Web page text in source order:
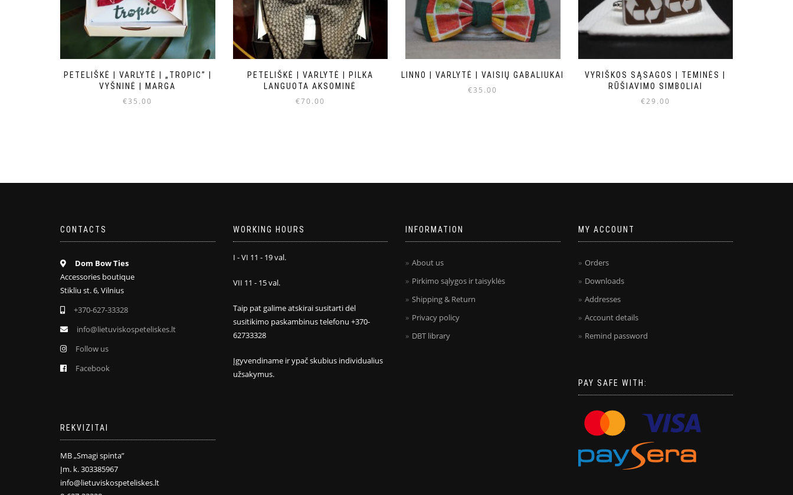
PETELIŠKĖ | VARLYTĖ | „TROPIC” |
VYŠNINĖ | MARGA
€35.00
PETELIŠKĖ | VARLYTĖ | PILKA
LANGUOTA AKSOMINĖ
€70.00
LINNO | VARLYTĖ | VAISIŲ GABALIUKAI
€35.00
VYRIŠKOS SĄSAGOS | TEMINĖS |
RŪŠIAVIMO SIMBOLIAI
€29.00
CONTACTS
Dom Bow Ties
Accessories boutique
Stikliu st. 6, Vilnius
+370-627-33328
info@lietuviskospeteliskes.lt
Follow us
Facebook
REKVIZITAI
MB „Smagi spinta”
Įm. k. 303385967
info@lietuviskospeteliskes.lt
WORKING HOURS
I - VI 11 - 19 val.
VII 11 - 15 val.
Taip pat galime atskirai susitarti dėl
susitikimo paskambinus telefonu +370-
62733328
Įgyvendiname ir ypač skubius individualius
užsakymus.
INFORMATION
About us
Pirkimo sąlygos ir taisyklės
Shipping & Return
Privacy policy
DBT library
MY ACCOUNT
Orders
Downloads
Addresses
Account details
Remind password
PAY SAFE WITH: